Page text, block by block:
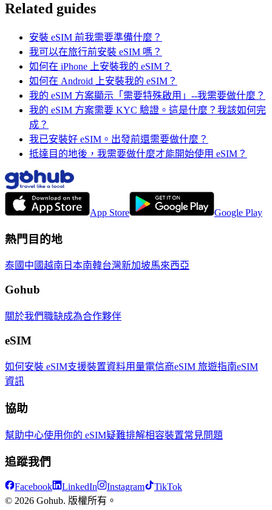
Related guides
安裝 eSIM 前我需要準備什麼？
我可以在旅行前安裝 eSIM 嗎？
如何在 iPhone 上安裝我的 eSIM？
如何在 Android 上安裝我的 eSIM？
我的 eSIM 方案顯示「需要特殊啟用」--我需要做什麼？
我的 eSIM 方案需要 KYC 驗證。這是什麼？我該如何完
成？
我已安裝好 eSIM。出發前還需要做什麼？
抵達目的地後，我需要做什麼才能開始使用 eSIM？
App Store Google Play
熱門目的地
泰國 中國越南 日本南韓台灣新加坡馬來西亞
Gohub
關於我們職缺成為合作夥伴
eSIM
如何安裝 eSIM支援裝置資料用量電信商eSIM 旅遊指南eSIM
資訊
協助
幫助中心使用你的 eSIM疑難排解相容裝置常見問題
追蹤我們
Facebook LinkedIn Instagram
TikTok
© 2026 Gohub. 版權所有。